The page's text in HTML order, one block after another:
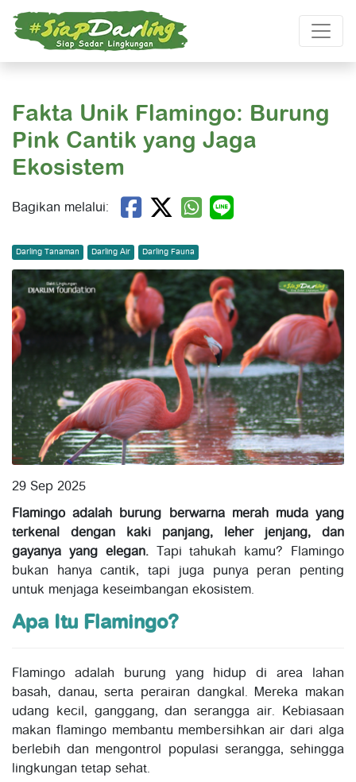
Fakta Unik Flamingo: Burung
Pink Cantik yang Jaga
Ekosistem
Bagikan melalui:
Darling Tanaman Darling Air Darling Fauna
29 Sep 2025
Flamingo adalah burung berwarna merah muda yang
terkenal dengan kaki panjang, leher jenjang, dan
gayanya yang elegan.Tapi tahukah kamu? Flamingo
bukan hanya cantik, tapi juga punya peran penting
untuk menjaga keseimbangan ekosistem.
Apa Itu Flamingo?
Flamingo adalah burung yang hidup di area lahan
basah, danau, serta perairan dangkal. Mereka makan
udang kecil, ganggang, dan serangga air. Kebiasaan
makan flamingo membantu membersihkan air dari alga
berlebih dan mengontrol populasi serangga, sehingga
lingkungan tetap sehat.